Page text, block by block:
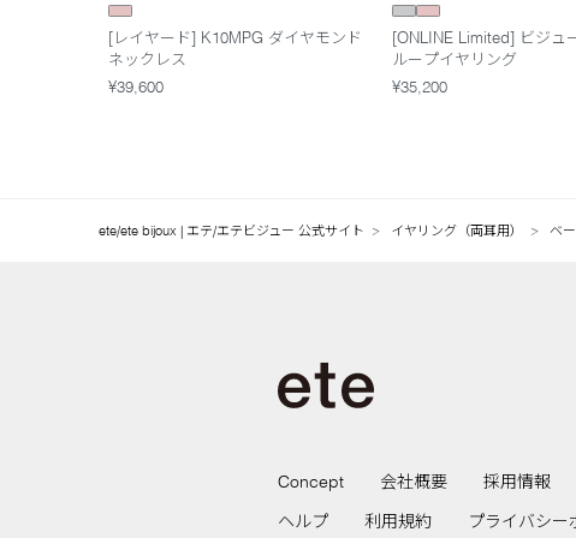
[レイヤード] K10MPG ダイヤモンド
ネックレス
¥39,600
[ONLINE Limited] ビジュ
ループイヤリング
¥35,200
ete/ete bijoux | エテ/エテビジュー 公式サイト イヤリング（両耳用） ベ
Concept 会社概要 採用情報
ヘルプ
利用規約 プライバシー